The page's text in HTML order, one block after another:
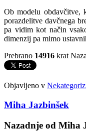
Ob modelu obdavčitve,
porazdelitve davčnega
pa vidim kot način
dimenzij pa mimo
Prebrano 14916 krat
Objavljeno v
Miha Jazbinšek
Nazadnje od Miha